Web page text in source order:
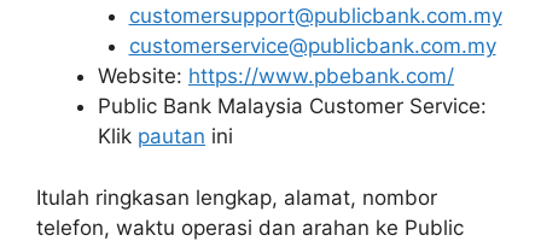
customersupport@publicbank.com.my
customerservice@publicbank.com.my
Website: https://www.pbebank.com/
Public Bank Malaysia Customer Service:
Klik pautan ini
Itulah ringkasan lengkap, alamat, nombor
telefon, waktu operasi dan arahan ke Public